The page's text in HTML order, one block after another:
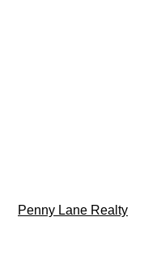
Penny Lane Realty